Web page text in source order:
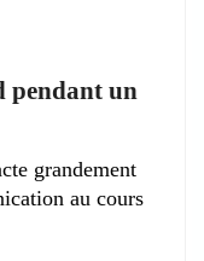
pendant un
grandement
au cours